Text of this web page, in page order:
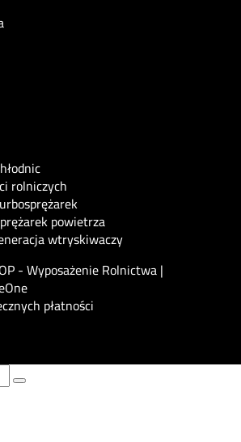
rolniczych
powietrza
wtryskiwaczy
- Wyposażenie Rolnictwa |
płatności